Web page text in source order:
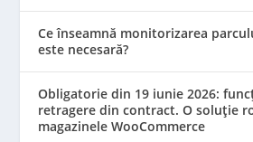
Ce înseamnă monitorizarea
este necesară?
Obligatorie din 19 iunie 2026:
retragere din contract. O soluție
magazinele WooCommerce